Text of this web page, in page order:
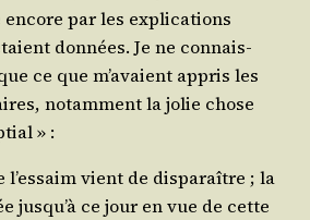
par les expli­ca­tions
don­nées. Je ne connais­
ce que m’a­vaient appris les
notam­ment la jolie chose
» :
vient de dis­pa­raître ; la
jus­qu’à ce jour en vue de cette